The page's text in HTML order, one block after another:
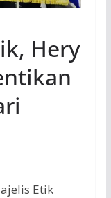
Hery
Etik